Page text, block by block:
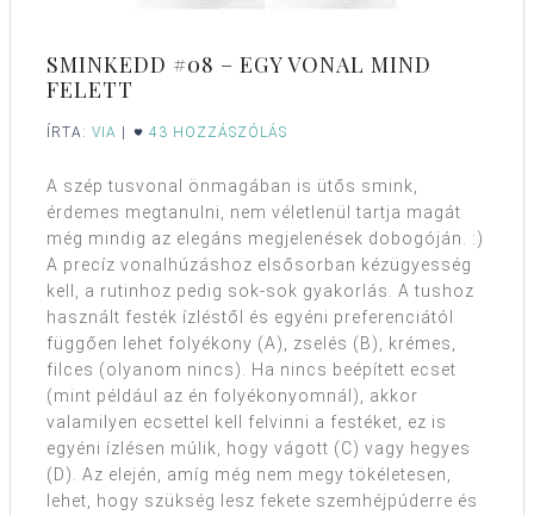
SMINKEDD #08 – EGY VONAL MIND
FELETT
ÍRTA: VIA | 43 HOZZÁSZÓLÁS
A szép tusvonal önmagában is ütős smink,
érdemes megtanulni, nem véletlenül tartja magát
még mindig az elegáns megjelenések dobogóján. :)
A precíz vonalhúzáshoz elsősorban kézügyesség
kell, a rutinhoz pedig sok-sok gyakorlás. A tushoz
használt festék ízléstől és egyéni preferenciától
függően lehet folyékony (A), zselés (B), krémes,
filces (olyanom nincs). Ha nincs beépített ecset
(mint például az én folyékonyomnál), akkor
valamilyen ecsettel kell felvinni a festéket, ez is
egyéni ízlésen múlik, hogy vágott (C) vagy hegyes
(D). Az elején, amíg még nem megy tökéletesen,
lehet, hogy szükség lesz fekete szemhéjpúderre és